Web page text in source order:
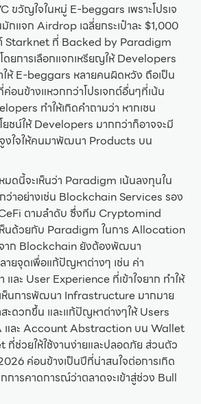
ขวัญใจในหมู่ E-beggars เพราะโปรเจ
แจก Airdrop เฉลี่ยกระเป๋าละ $1,000
Starknet ที่ Backed by Paradigm
ดยการเลือกแจกเหรียญให้ Developers
ห้ E-beggars หลายคนผิดหวัง ถือเป็น
นข้างแหวกกว่าโปรเจกต์อื่นๆที่เน้น
ทำให้เกิดคำถามว่า หากเชน
ชน์ให้ Developers มากกว่าก็อาจจะมี
งใจให้คนมาพัฒนา Products บน
ดนี้จะเห็นว่า Paradigm เน้นลงทุนใน
าอย่างเช่น Blockchain Services รอง
ตามลำดับ ซึ่งทีม Cryptomind
นด้วยกับ Paradigm ในการ Allocation
าก Blockchain ยังต้องพัฒนา
ยจุดเพื่อแก้ปัญหาต่างๆ เช่น ค่า
และ User Experience ที่เข้าใจยาก ทำให้
ห็นการพัฒนา Infrastructure มากมาย
สะดวกขึ้น และแก้ปัญหาต่างๆให้ Users
และ Account Abstraction บน Wallet
ช่วยให้ใช้งานง่ายและปลอดภัย ส่วนตัว
ค่อนข้างเป็นปีที่น่าสนใจต่อการเกิด
ารคาดการณ์ว่าตลาดจะเข้าสู่ช่วง Bull